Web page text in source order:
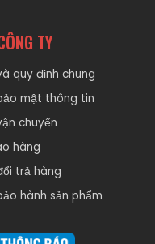
TY
quy định chung
mật thông tin
chuyển
hàng
trả hàng
hành sản phẩm